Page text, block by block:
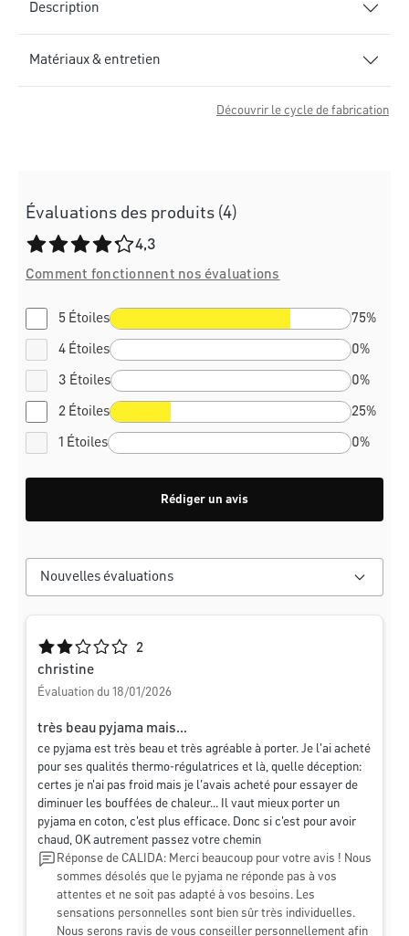
Description
Matériaux & entretien
Découvrir le cycle de fabrication
Évaluations des produits (4)
Note moyenne de 4.3 sur 5 étoiles
4,3
Comment fonctionnent nos évaluations
5 Étoiles 75%
4 Étoiles 0%
3 Étoiles 0%
2 Étoiles 25%
1 Étoiles 0%
Rédiger un avis
Note moyenne de 2 sur 5 étoiles
2
christine
Évaluation du 18/01/2026
très beau pyjama mais...
ce pyjama est très beau et très agréable à porter. Je l'ai acheté
pour ses qualités thermo-régulatrices et là, quelle déception:
certes je n'ai pas froid mais je l'avais acheté pour essayer de
diminuer les bouffées de chaleur... Il vaut mieux porter un
pyjama en coton, c'est plus efficace. Donc si c'est pour avoir
chaud, OK autrement passez votre chemin
Réponse de CALIDA: Merci beaucoup pour votre avis ! Nous
sommes désolés que le pyjama ne réponde pas à vos
attentes et ne soit pas adapté à vos besoins. Les
sensations personnelles sont bien sûr très individuelles.
Nous serons ravis de vous conseiller personnellement afin